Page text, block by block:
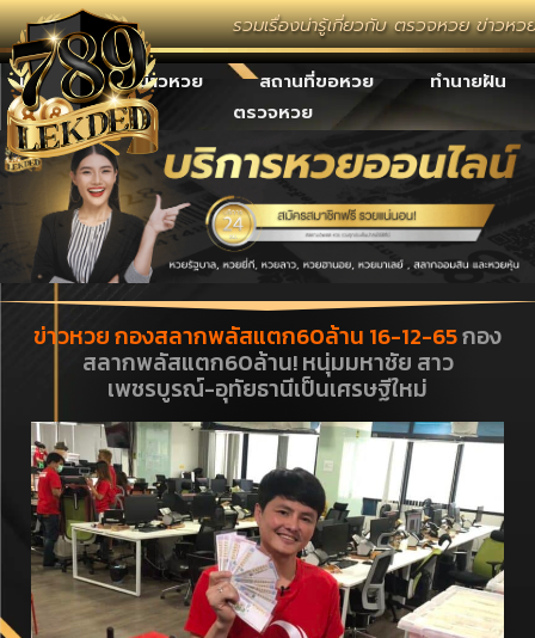
รวมเรื่องน่ารู้เกี่ยวกับ ตรวจหวย ข่าวหวย
เลขเด็ด ข่าวหวย สถานที่ขอหวย
ทำนายฝัน
ตรวจหวย
ข่าวหวย กองสลากพลัสแตก60ล้าน 16-12-65กอง
สลากพลัสแตก60ล้าน! หนุ่มมหาชัย สาว
เพชรบูรณ์-อุทัยธานีเป็นเศรษฐีใหม่